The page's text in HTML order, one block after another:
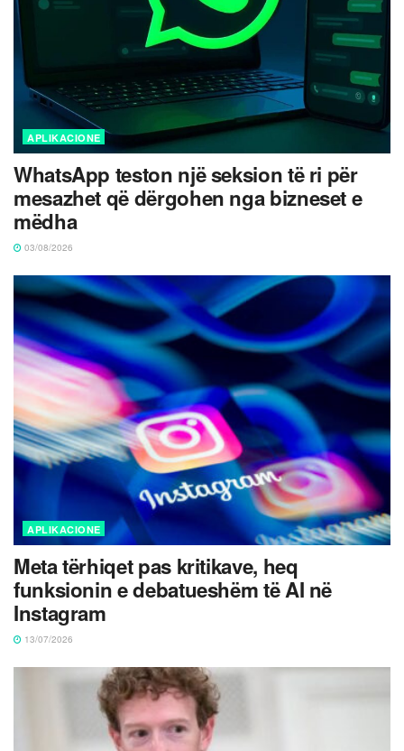
APLIKACIONE
WhatsApp teston një seksion të ri për
mesazhet që dërgohen nga bizneset e
mëdha
03/08/2026
APLIKACIONE
Meta tërhiqet pas kritikave, heq
funksionin e debatueshëm të AI në
Instagram
13/07/2026